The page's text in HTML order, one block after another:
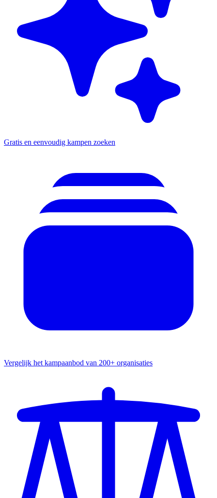
Gratis en eenvoudig kampen zoeken
Vergelijk het kampaanbod van 200+ organisaties